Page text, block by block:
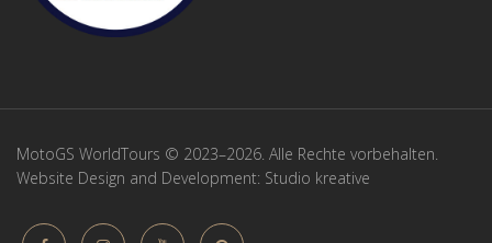
MotoGS WorldTours © 2023–2026. Alle Rechte vorbehalten.
Website Design and Development: Studio kreative